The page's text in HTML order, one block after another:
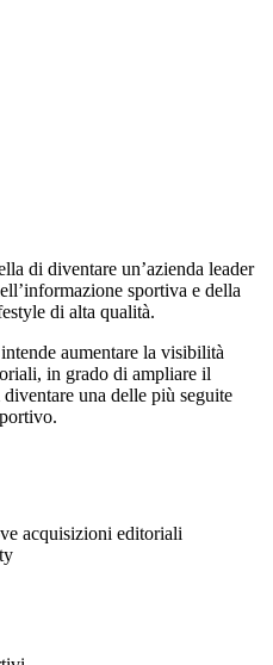
di diventare un’azienda leader
sportiva e della
di alta qualità.
aumentare la visibilità
in grado di ampliare il
una delle più seguite
acquisizioni editoriali